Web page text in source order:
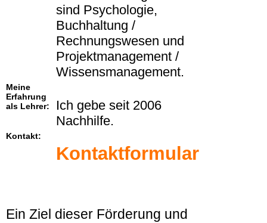
sind Psychologie,
Buchhaltung /
Rechnungswesen und
Projektmanagement /
Wissensmanagement.
Meine
Erfahrung
als Lehrer:
Ich gebe seit 2006
Nachhilfe.
Kontakt:
Kontaktformular
Ein Ziel dieser Förderung und